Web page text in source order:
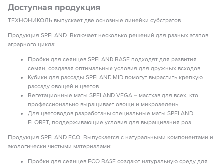
Доступная продукция
ТЕХНОНИКОЛЬ выпускает две основные линейки субстратов.
Продукция SPELAND. Включает несколько решений для разных этапов
аграрного цикла:
Пробки для сеянцев SPELAND BASE подходят для развития
семян, создавая оптимальные условия для дружных всходов.
Кубики для рассады SPELAND MID помогут вырастить крепкую
рассаду овощей и цветов.
Вегетационные маты SPELAND VEGA – мастхэв для всех, кто
профессионально выращивает овощи и микрозелень.
Для цветоводов разработаны специальные маты SPELAND
FLORET, поддерживающие условия для выращивания роз.
Продукция SPELAND ECO. Выпускается с натуральными компонентами и
экологически чистыми материалами:
Пробки для сеянцев ECO BASE создают натуральную среду для